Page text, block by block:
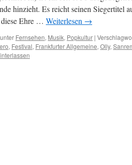
hinzieht. Es reicht seinen Siegertitel
Ehre … Weiterlesen →
Fernsehen, Musik, Popkultur |
, Festival, Frankfurter Allgemeine, Olly,